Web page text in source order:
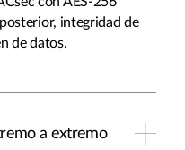
integridad de
de datos.
a extremo